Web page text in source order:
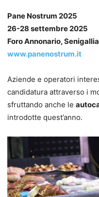
Pane Nostrum 2025
26-28 settembre 2025
Foro Annonario,
www.panenostrum.it
Aziende e operatori
candidatura attraverso i
sfruttando anche le
introdotte quest’anno.